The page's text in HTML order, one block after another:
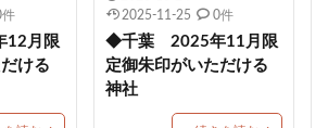
) 重蔵神社 伊太祁曽神社
成田豊住熊野神社
年越限定御朱印
子授 玉作湯神社
件
月限
ける
2025-11-25
0件
◆千葉 2025年11月限
定御朱印がいただける
神社